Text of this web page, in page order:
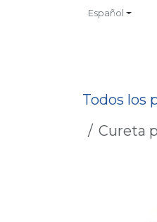
Ir al contenidoEspañol
Todos los
Cureta